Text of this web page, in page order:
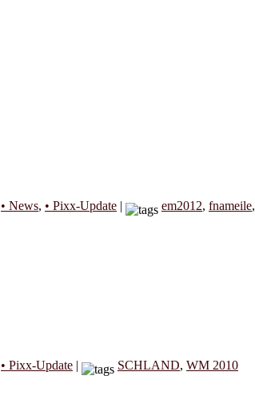
• News, • Pixx-Update | em2012, fnameile,
• Pixx-Update | SCHLAND, WM 2010